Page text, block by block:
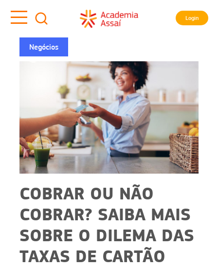
Login
Negócios
COBRAR OU NÃO
COBRAR? SAIBA MAIS
SOBRE O DILEMA DAS
TAXAS DE CARTÃO